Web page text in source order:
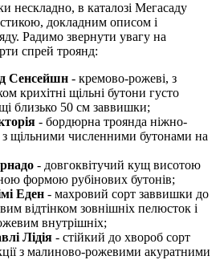
нескладно, в каталозі Мегасаду
докладним описом і
Радимо звернути увагу на
спрей троянд:
Сенсейшн - кремово-рожеві, з
крихітні щільні бутони густо
близько 50 см заввишки;
- бордюрна троянда ніжно-
з щільними численними бутонами на
- довгоквітучий кущ висотою
формою рубінових бутонів;
Еден - махровий сорт заввишки до
відтінком зовнішніх пелюсток і
внутрішніх;
Лідія - стійкий до хвороб сорт
з малиново-рожевими акуратними